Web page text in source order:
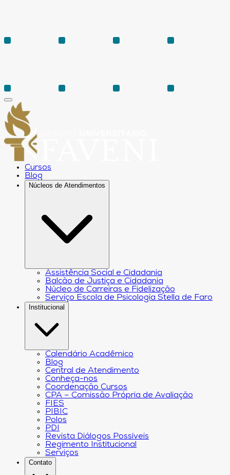
Cursos
Blog
Núcleos de Atendimentos
Assistência Social e Cidadania
Balcão de Justiça e Cidadania
Núcleo de Carreiras e Fidelização
Serviço Escola de Psicologia Stella de Faro
Institucional
Calendário Acadêmico
Blog
Central de Atendimento
Conheça-nos
Coordenação Cursos
CPA – Comissão Própria de Avaliação
FIES
PIBIC
Polos
PDI
Revista Diálogos Possíveis
Regimento Institucional
Serviços
Contato